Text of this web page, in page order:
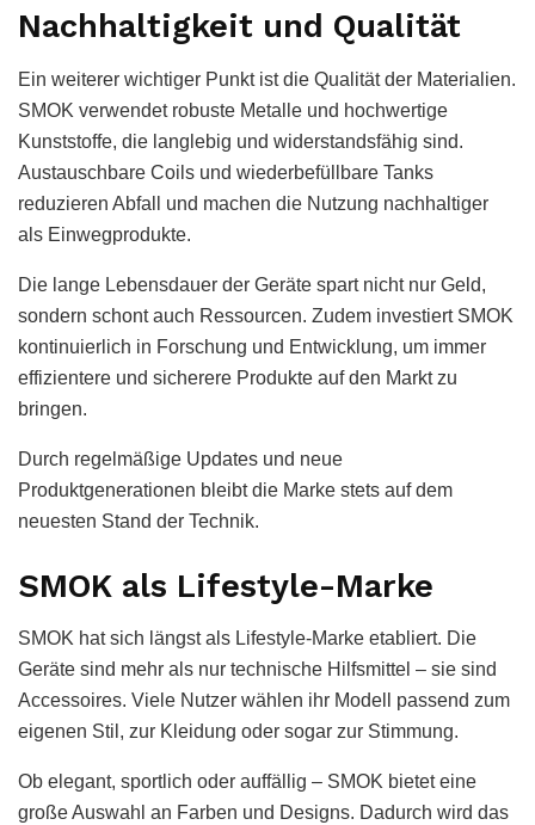
Nachhaltigkeit und Qualität
Ein weiterer wichtiger Punkt ist die Qualität der Materialien.
SMOK verwendet robuste Metalle und hochwertige
Kunststoffe, die langlebig und widerstandsfähig sind.
Austauschbare Coils und wiederbefüllbare Tanks
reduzieren Abfall und machen die Nutzung nachhaltiger
als Einwegprodukte.
Die lange Lebensdauer der Geräte spart nicht nur Geld,
sondern schont auch Ressourcen. Zudem investiert SMOK
kontinuierlich in Forschung und Entwicklung, um immer
effizientere und sicherere Produkte auf den Markt zu
bringen.
Durch regelmäßige Updates und neue
Produktgenerationen bleibt die Marke stets auf dem
neuesten Stand der Technik.
SMOK als Lifestyle-Marke
SMOK hat sich längst als Lifestyle-Marke etabliert. Die
Geräte sind mehr als nur technische Hilfsmittel – sie sind
Accessoires. Viele Nutzer wählen ihr Modell passend zum
eigenen Stil, zur Kleidung oder sogar zur Stimmung.
Ob elegant, sportlich oder auffällig – SMOK bietet eine
große Auswahl an Farben und Designs. Dadurch wird das